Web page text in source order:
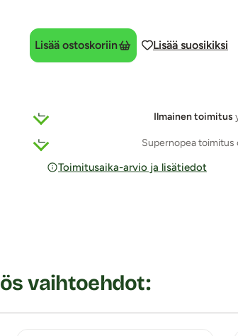
Lisää ostoskoriin Lisää suosikiksi
Ilmainen toimitus
Supernopea toimitus
Toimitusaika-arvio ja lisätiedot
vaihtoehdot: